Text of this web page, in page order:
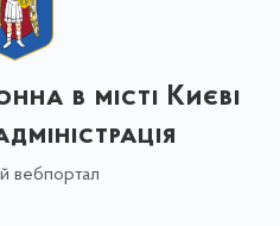
в місті Києві
вебпортал